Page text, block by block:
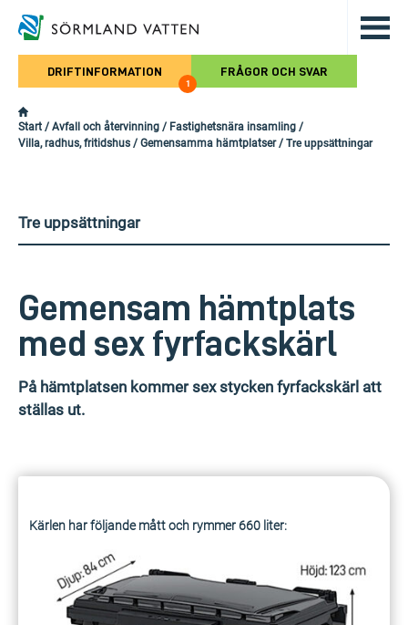
Hoppa till det huvudsakliga
DRIFTINFORMATION
1
FRÅGOR OCH SVAR
Start / Avfall och återvinning / Fastighetsnära insamling /
Villa, radhus, fritidshus / Gemensamma hämtplatser/ Tre uppsättningar
Tre uppsättningar
Gemensam hämtplats
med sex fyrfackskärl
På hämtplatsen kommer sex stycken fyrfackskärl att
ställas ut.
Kärlen har följande mått och rymmer 660 liter: